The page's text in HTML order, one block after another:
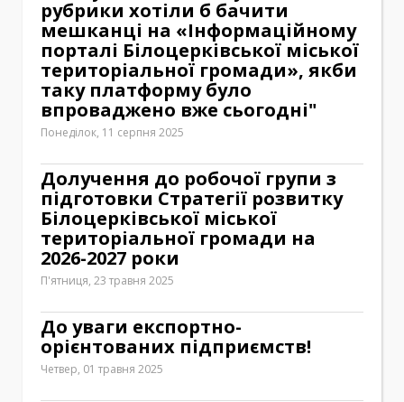
рубрики хотіли б бачити
мешканці на «Інформаційному
порталі Білоцерківської міської
територіальної громади», якби
таку платформу було
впроваджено вже сьогодні"
Понеділок, 11 серпня 2025
Долучення до робочої групи з
підготовки Стратегії розвитку
Білоцерківської міської
територіальної громади на
2026-2027 роки
П'ятниця, 23 травня 2025
До уваги експортно-
орієнтованих підприємств!
Четвер, 01 травня 2025